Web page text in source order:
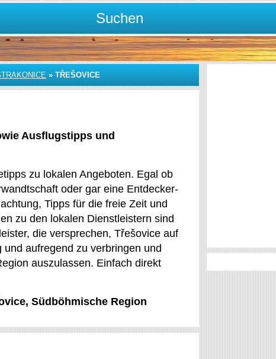
Suchen
» TŘEŠOVICE
Ausflugstipps und
zu lokalen Angeboten. Egal ob
oder gar eine Entdecker-
Tipps für die freie Zeit und
zu den lokalen Dienstleistern sind
die versprechen, Třešovice auf
aufregend zu verbringen und
auszulassen. Einfach direkt
Südböhmische Region